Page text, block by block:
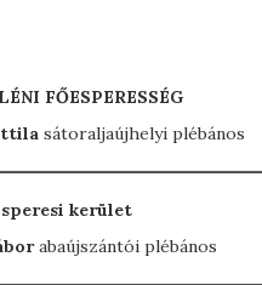
FŐESPERESSÉG
sátoraljaújhelyi plébános
kerület
abaújszántói plébános